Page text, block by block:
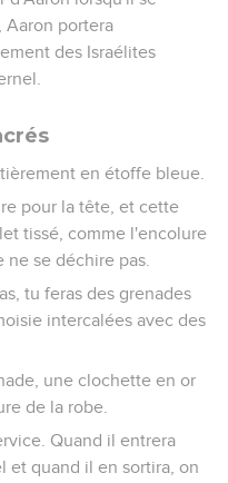
Aaron portera
des Israélites
en étoffe bleue.
pour la tête, et cette
tissé, comme l'encolure
se déchire pas.
tu feras des grenades
intercalées avec des
une clochette en or
de la robe.
Quand il entrera
et quand il en sortira, on